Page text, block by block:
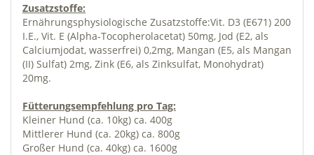
Zusatzstoffe:
Ernährungsphysiologische Zusatzstoffe:Vit. D3 (E671) 200
I.E., Vit. E (Alpha-Tocopherolacetat) 50mg, Jod (E2, als
Calciumjodat, wasserfrei) 0,2mg, Mangan (E5, als Mangan
(II) Sulfat) 2mg, Zink (E6, als Zinksulfat, Monohydrat)
20mg.
Fütterungsempfehlung pro Tag:
Kleiner Hund (ca. 10kg) ca. 400g
Mittlerer Hund (ca. 20kg) ca. 800g
Großer Hund (ca. 40kg) ca. 1600g